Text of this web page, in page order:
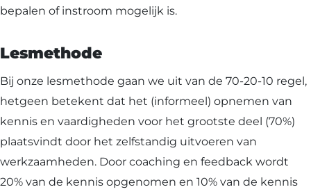
bepalen of instroom mogelijk is.
Lesmethode
Bij onze lesmethode gaan we uit van de 70-20-10 regel,
hetgeen betekent dat het (informeel) opnemen van
kennis en vaardigheden voor het grootste deel (70%)
plaatsvindt door het zelfstandig uitvoeren van
werkzaamheden. Door coaching en feedback wordt
20% van de kennis opgenomen en 10% van de kennis